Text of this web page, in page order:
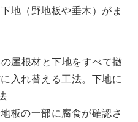
地（野地板や垂木）がま
の屋根材と下地をすべて撤
入れ替える工法。下地に
板の一部に腐食が確認さ